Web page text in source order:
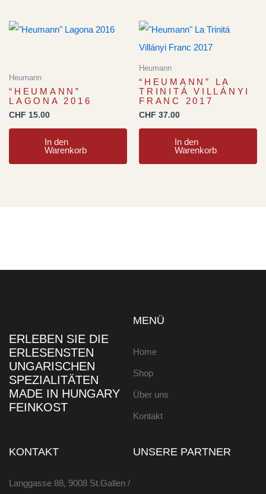
Heumann
“HEUMANN”
LAGONA 2016
CHF 15.00
In den
Warenkorb
Heumann
“HEUMANN” LA
TRINITÁ VILLÁNYI
FRANC 2017
CHF 37.00
In den
Warenkorb
ERLEBEN SIE DIE
ERLESENSTEN
UNGARISCHEN
SPEZIALITÄTEN
MADE IN HUNGARY
FEINKOST
MENÜ
Home
Shop
Über uns
Kontakt
KONTAKT
Langgasse 88, 9008 St.Gallen /
UNSERE PARTNER